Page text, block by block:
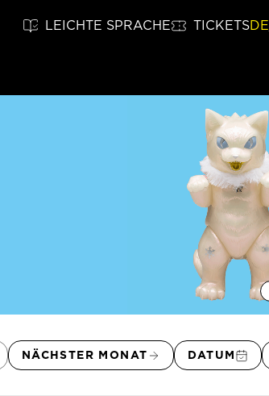
LEICHTE SPRACHE TICKETSDE
NÄCHSTER MONAT DATUM